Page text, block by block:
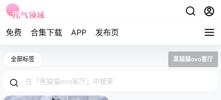
免费 合集下载 APP 发布页
全部标签 黑猫猫ovo客厅